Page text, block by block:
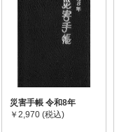
災害手帳 令和8年
￥2,970 (税込)